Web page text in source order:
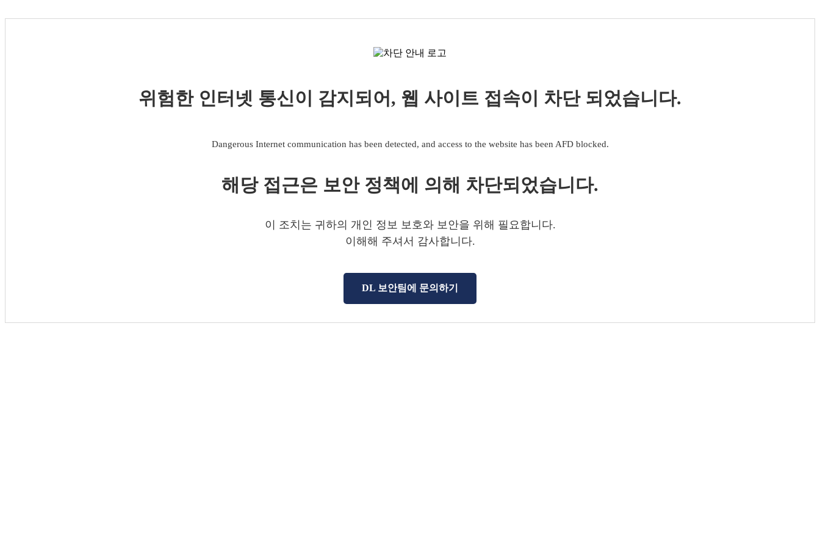
위험한 인터넷 통신이 감지되어, 웹 사이트 접속이 차단 되었습니다.
Dangerous Internet communication has been detected, and access to the website has been AFD blocked.
해당 접근은 보안 정책에 의해 차단되었습니다.
이 조치는 귀하의 개인 정보 보호와 보안을 위해 필요합니다.
이해해 주셔서 감사합니다.
DL 보안팀에 문의하기